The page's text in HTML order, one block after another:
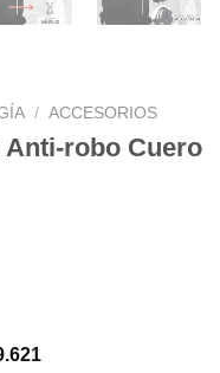
/ ACCESORIOS
robo Cuero